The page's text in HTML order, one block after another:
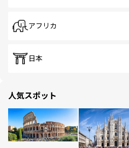
アフリカ
日本
人気スポット